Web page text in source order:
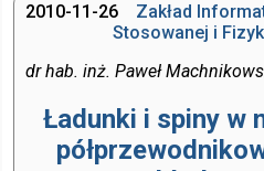
2010-11-26
Zakład
Stosowanej i
dr hab. inż. Paweł
Ładunki i spiny w